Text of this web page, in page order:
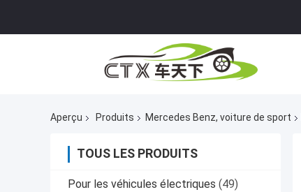
Aperçu Produits Mercedes Benz, voiture de sport
TOUS LES PRODUITS
Pour les véhicules électriques (49)